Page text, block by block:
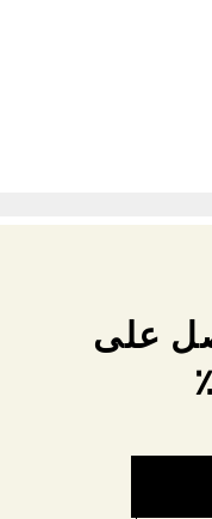
على